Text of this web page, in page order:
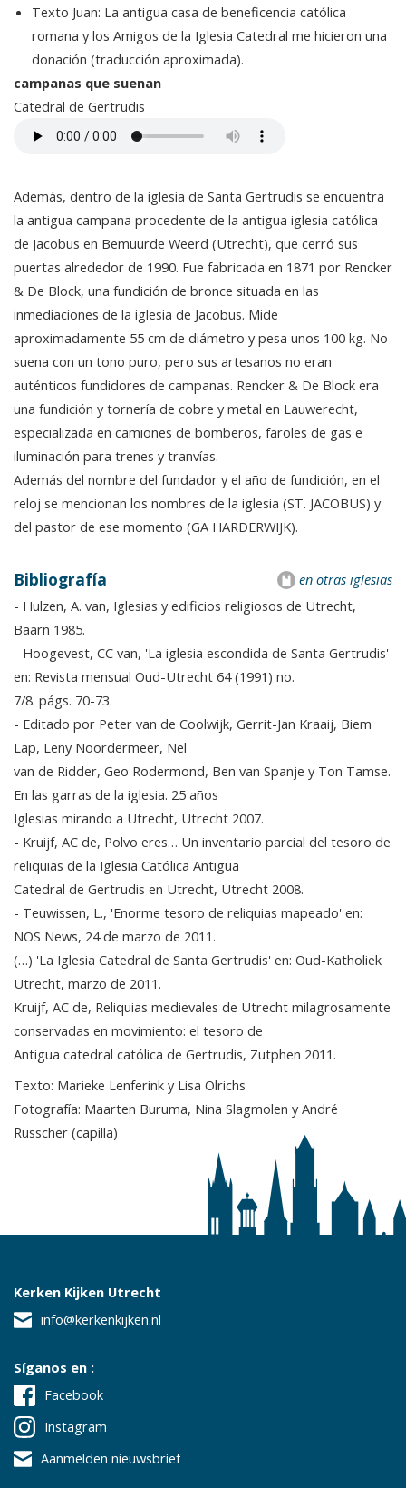
Texto Juan: La antigua casa de beneficencia católica
romana y los Amigos de la Iglesia Catedral me hicieron una
donación (traducción aproximada).
campanas que suenan
Catedral de Gertrudis
Además, dentro de la iglesia de Santa Gertrudis se encuentra
la antigua campana procedente de la antigua iglesia católica
de Jacobus en Bemuurde Weerd (Utrecht), que cerró sus
puertas alrededor de 1990. Fue fabricada en 1871 por Rencker
& De Block, una fundición de bronce situada en las
inmediaciones de la iglesia de Jacobus. Mide
aproximadamente 55 cm de diámetro y pesa unos 100 kg. No
suena con un tono puro, pero sus artesanos no eran
auténticos fundidores de campanas. Rencker & De Block era
una fundición y tornería de cobre y metal en Lauwerecht,
especializada en camiones de bomberos, faroles de gas e
iluminación para trenes y tranvías.
Además del nombre del fundador y el año de fundición, en el
reloj se mencionan los nombres de la iglesia (ST. JACOBUS) y
del pastor de ese momento (GA HARDERWIJK).
en otras iglesias
Bibliografía
- Hulzen, A. van, Iglesias y edificios religiosos de Utrecht,
Baarn 1985.
- Hoogevest, CC van, 'La iglesia escondida de Santa Gertrudis'
en: Revista mensual Oud-Utrecht 64 (1991) no.
7/8. págs. 70-73.
- Editado por Peter van de Coolwijk, Gerrit-Jan Kraaij, Biem
Lap, Leny Noordermeer, Nel
van de Ridder, Geo Rodermond, Ben van Spanje y Ton Tamse.
En las garras de la iglesia. 25 años
Iglesias mirando a Utrecht, Utrecht 2007.
- Kruijf, AC de, Polvo eres… Un inventario parcial del tesoro de
reliquias de la Iglesia Católica Antigua
Catedral de Gertrudis en Utrecht, Utrecht 2008.
- Teuwissen, L., 'Enorme tesoro de reliquias mapeado' en:
NOS News, 24 de marzo de 2011.
(…) 'La Iglesia Catedral de Santa Gertrudis' en: Oud-Katholiek
Utrecht, marzo de 2011.
Kruijf, AC de, Reliquias medievales de Utrecht milagrosamente
conservadas en movimiento: el tesoro de
Antigua catedral católica de Gertrudis, Zutphen 2011.
Texto: Marieke Lenferink y Lisa Olrichs
Fotografía: Maarten Buruma, Nina Slagmolen y André
Russcher (capilla)
Kerken Kijken Utrecht
info@kerkenkijken.nl
Síganos en :
Facebook
Instagram
Aanmelden nieuwsbrief